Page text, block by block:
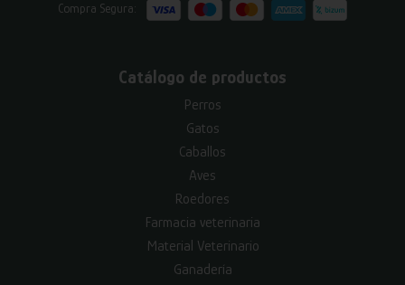
Compra Segura:
Catálogo de productos
Perros
Gatos
Caballos
Aves
Roedores
Farmacia veterinaria
Material Veterinario
Ganadería